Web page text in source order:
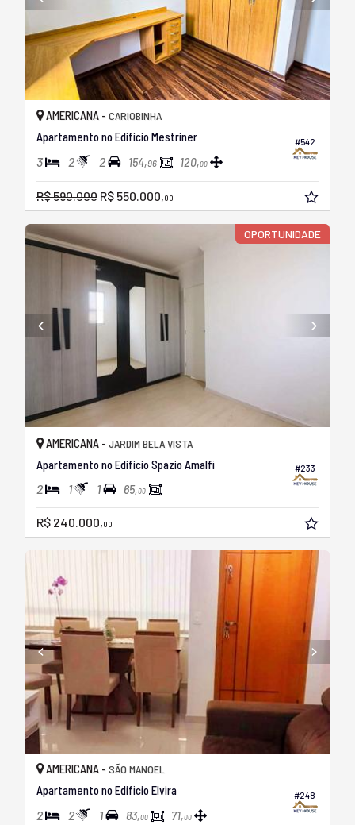
#542
AMERICANA - CARIOBINHA
Apartamento no Edifício Mestriner
3 2 2 154,96 120,00
R$ 590.000 R$ 550.000,00
OPORTUNIDADE
#233
AMERICANA - JARDIM BELA VISTA
Apartamento no Edifício Spazio Amalfi
2 1 1 65,00
R$ 240.000,00
#248
AMERICANA - SÃO MANOEL
Apartamento no Edificio Elvira
2 2 1 83,00 71,00